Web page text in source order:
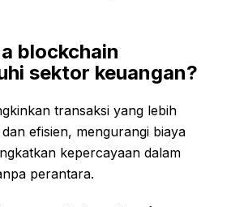
blockchain
sektor keuangan?
transaksi yang lebih
efisien, mengurangi biaya
kepercayaan dalam
perantara.